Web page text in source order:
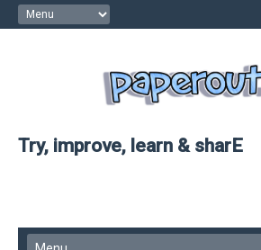
Try, improve, learn & sharE